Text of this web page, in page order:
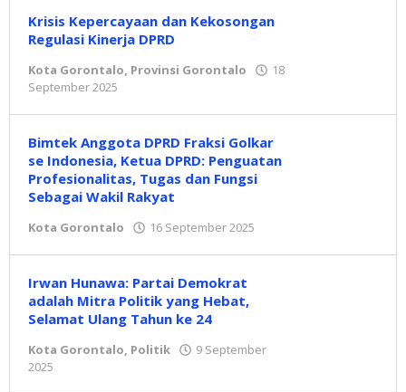
Krisis Kepercayaan dan Kekosongan
Regulasi Kinerja DPRD
Kota Gorontalo, Provinsi Gorontalo
18
September 2025
Bimtek Anggota DPRD Fraksi Golkar
se Indonesia, Ketua DPRD: Penguatan
Profesionalitas, Tugas dan Fungsi
Sebagai Wakil Rakyat
Kota Gorontalo 16 September 2025
Irwan Hunawa: Partai Demokrat
adalah Mitra Politik yang Hebat,
Selamat Ulang Tahun ke 24
Kota Gorontalo, Politik
9 September
2025